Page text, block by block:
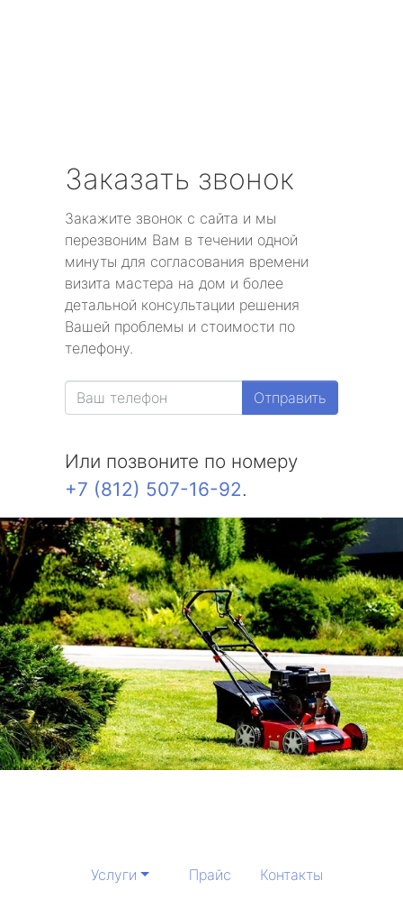
Заказать звонок
Закажите звонок с сайта и мы
перезвоним Вам в течении одной
минуты для согласования времени
визита мастера на дом и более
детальной консультации решения
Вашей проблемы и стоимости по
телефону.
Отправить
Или позвоните по номеру
+7 (812) 507-16-92.
Услуги Прайс Контакты